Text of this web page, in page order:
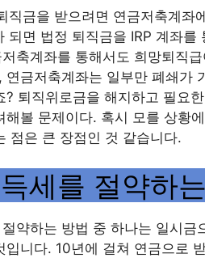
직금을 받으려면 연금저축계
되면 법정 퇴직금을 IRP 계좌
축계좌를 통해서도 희망퇴직
연금저축계좌는 일부만 폐쇄가
? 퇴직위로금을 해지하고 필요
해볼 문제이다. 혹시 모를 상황
점은 큰 장점인 것 같습니다.
세를 절약하
약하는 방법 중 하나는 일시
입니다. 10년에 걸쳐 연금으로